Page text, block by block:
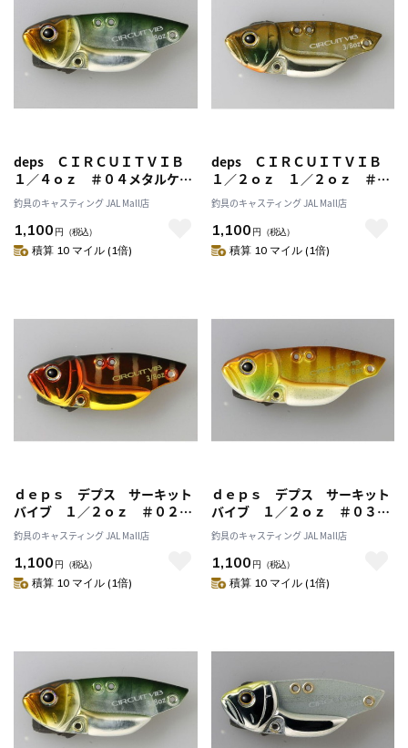
deps ＣＩＲＣＵＩＴＶＩＢ
１／４ｏｚ ＃０４メタルケタ
バス
釣具のキャスティング JAL Mall店
1,100 円 （税込）
積算 10 マイル (1倍)
deps ＣＩＲＣＵＩＴＶＩＢ
１／２ｏｚ １／２ｏｚ ＃０
１ブルーギル
釣具のキャスティング JAL Mall店
1,100 円 （税込）
積算 10 マイル (1倍)
ｄｅｐｓ デプス サーキット
バイブ １／２ｏｚ ＃０２レ
ッドギル
釣具のキャスティング JAL Mall店
1,100 円 （税込）
積算 10 マイル (1倍)
ｄｅｐｓ デプス サーキット
バイブ １／２ｏｚ ＃０３マ
スタードギル
釣具のキャスティング JAL Mall店
1,100 円 （税込）
積算 10 マイル (1倍)